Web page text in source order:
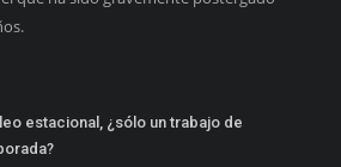
estacional, ¿sólo un trabajo de